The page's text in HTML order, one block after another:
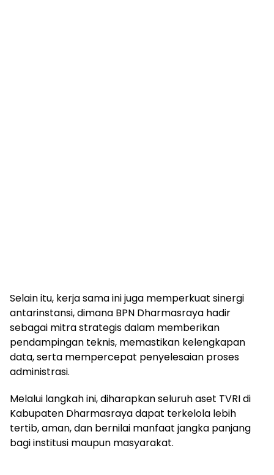
Selain itu, kerja sama ini juga memperkuat sinergi
antarinstansi, dimana BPN Dharmasraya hadir
sebagai mitra strategis dalam memberikan
pendampingan teknis, memastikan kelengkapan
data, serta mempercepat penyelesaian proses
administrasi.
Melalui langkah ini, diharapkan seluruh aset TVRI di
Kabupaten Dharmasraya dapat terkelola lebih
tertib, aman, dan bernilai manfaat jangka panjang
bagi institusi maupun masyarakat.